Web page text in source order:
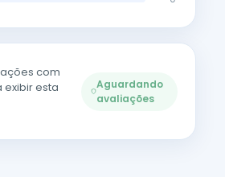
com
exibir esta
Aguardando
avaliações